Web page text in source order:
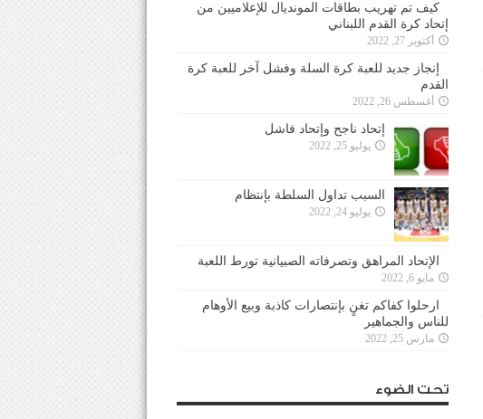
كيف تم تهريب بطاقات المونديال للإعلاميين من
إتحاد كرة القدم اللبناني
أكتوبر 27, 2022
إنجاز جديد للعبة كرة السلة وفشل آخر للعبة كرة
القدم
أغسطس 26, 2022
إتحاد ناجح وإتحاد فاشل
يوليو 25, 2022
السبب تداول السلطة بإنتظام
يوليو 24, 2022
الإتحاد المراهق وتصرفاته الصبيانية تورط اللعبة
مايو 6, 2022
ارحلوا كفاكم تغنٍ بإنتصارات كاذبة وبيع الأوهام
للناس والجماهير
مارس 25, 2022
تحت الضوء